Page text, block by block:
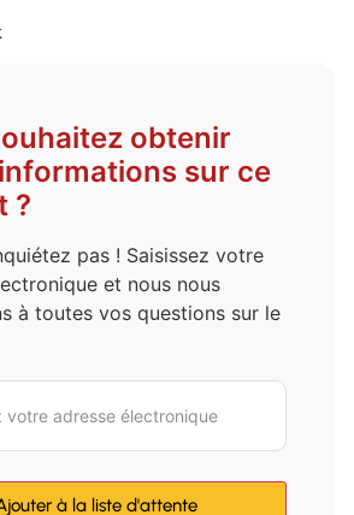
obtenir
sur ce
?
pas ! Saisissez votre
et nous nous
à toutes vos questions sur le